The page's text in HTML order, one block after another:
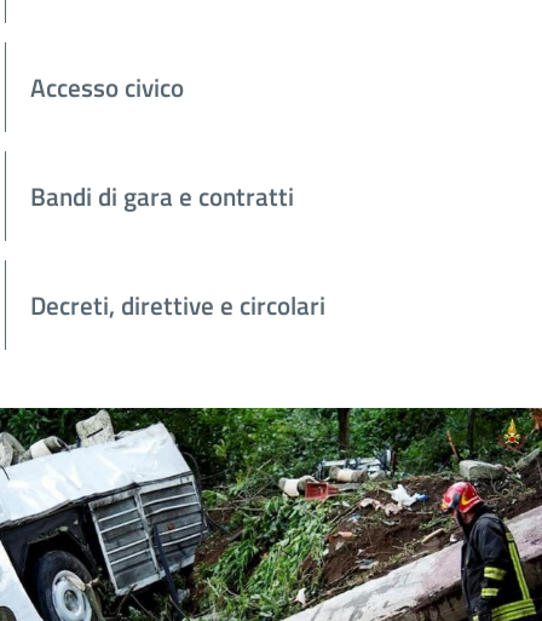
Accesso civico
Bandi di gara e contratti
Decreti, direttive e circolari